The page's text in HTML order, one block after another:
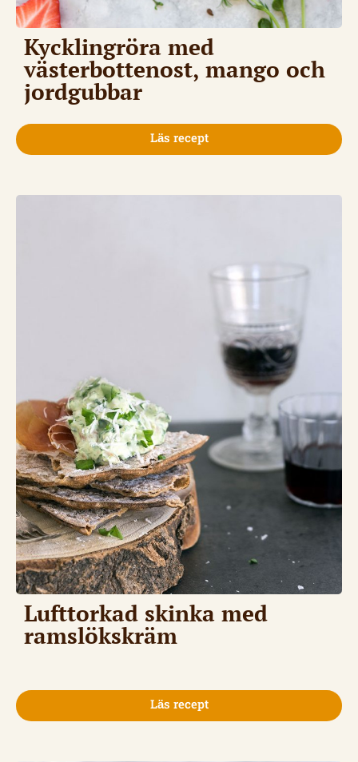
Kycklingröra med
västerbottenost, mango och
jordgubbar
Läs recept
Lufttorkad skinka med
ramslökskräm
Läs recept